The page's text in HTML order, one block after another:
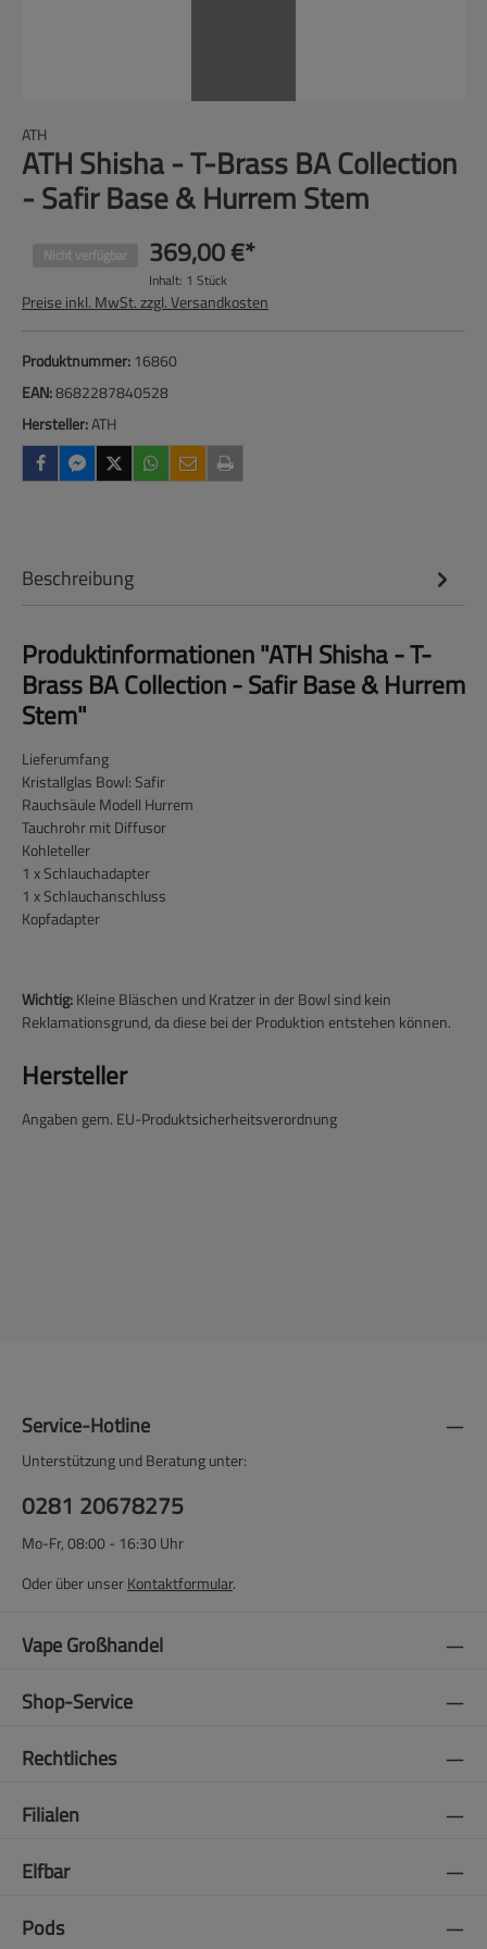
ATH
ATH Shisha - T-Brass BA Collection
- Safir Base & Hurrem Stem
Nicht verfügbar 369,00 €*
Inhalt: 1 Stück
Preise inkl. MwSt. zzgl. Versandkosten
Produktnummer: 16860
EAN:8682287840528
Hersteller:ATH
Beschreibung
Produktinformationen "ATH Shisha - T-
Brass BA Collection - Safir Base & Hurrem
Stem"
Lieferumfang
Kristallglas Bowl: Safir
Rauchsäule Modell Hurrem
Tauchrohr mit Diffusor
Kohleteller
1 x Schlauchadapter
1 x Schlauchanschluss
Kopfadapter
Wichtig:Kleine Bläschen und Kratzer in der Bowl sind kein
Reklamationsgrund, da diese bei der Produktion entstehen können.
Hersteller
Angaben gem. EU-Produktsicherheitsverordnung
Service-Hotline
Unterstützung und Beratung unter:
0281 20678275
Mo-Fr, 08:00 - 16:30 Uhr
Oder über unserKontaktformular.
Vape Großhandel
Shop-Service
Rechtliches
Filialen
Elfbar
Pods